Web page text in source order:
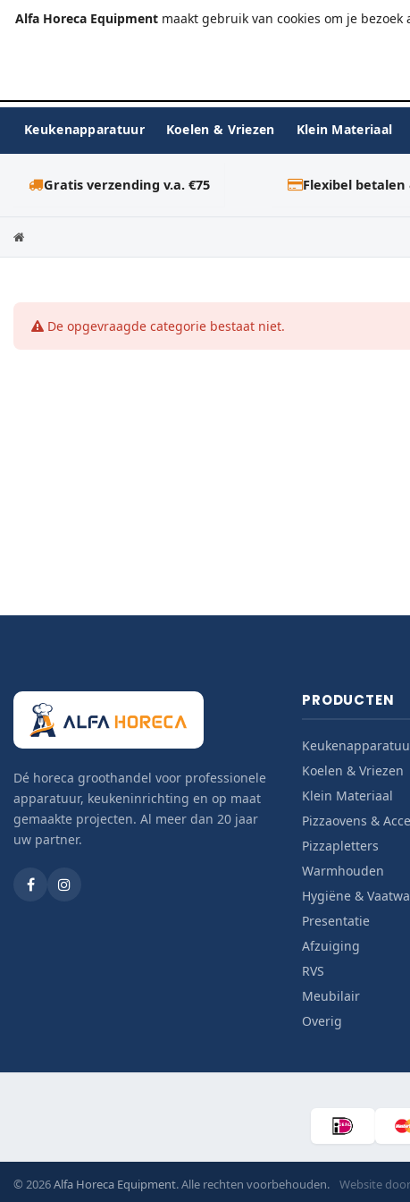
Alfa Horeca Equipmentmaakt gebruik van cookies om je
+31 (0)23-576 9984 info@alfahoreca.nl Ma-Vr 09:00
Keukenapparatuur Koelen & Vriezen Klein Materiaal
Gratis verzending v.a. €75 Flexibel betalen
De opgevraagde categorie bestaat niet.
Dé horeca groothandel voor professionele
apparatuur, keukeninrichting en op maat
gemaakte projecten. Al meer dan 20 jaar
uw partner.
PRODUCTEN
Koelen & Vriezen
Klein Materiaal
Pizzaovens &
Pizzapletters
Warmhouden
Hygiëne &
Presentatie
Afzuiging
RVS
Meubilair
Overig
© 2026Alfa Horeca Equipment. Alle rechten voorbehouden. Website door